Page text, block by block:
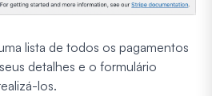
lista de todos os pagamentos
detalhes e o formulário
los.